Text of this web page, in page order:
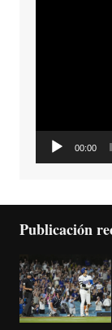
00:00
Publicación